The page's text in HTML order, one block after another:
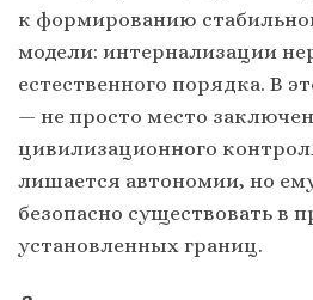
к формированию
модели: интернализации
естественного порядка. В
— не просто место
цивилизационного
лишается автономии, но
безопасно существовать в
установленных границ.